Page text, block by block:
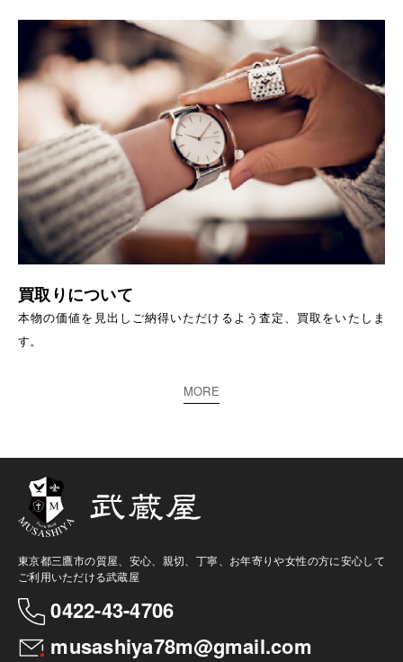
買取りについて
本物の価値を見出しご納得いただけるよう査定、買取をいたしま
す。
MORE
東京都三鷹市の質屋、安心、親切、丁寧、お年寄りや女性の方に安心して
ご利用いただける武蔵屋
0422-43-4706
musashiya78m@gmail.com